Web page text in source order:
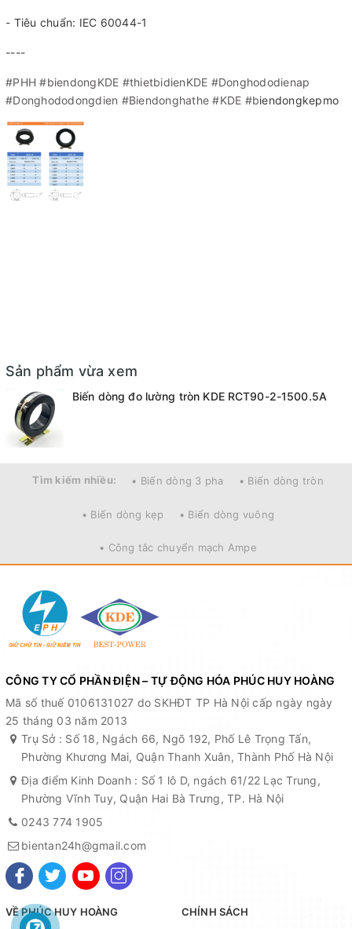
- Tiêu chuẩn: IEC 60044-1
----
#PHH #biendongKDE #thietbidienKDE #Donghododienap
#Donghododongdien #Biendonghathe #KDE #biendongkepmo
Sản phẩm vừa xem
Biến dòng đo lường tròn KDE RCT90-2-1500.5A
Tìm kiếm nhiều: • Biến dòng 3 pha • Biến dòng tròn
• Biến dòng kẹp • Biến dòng vuông
• Công tắc chuyển mạch Ampe
CÔNG TY CỔ PHẦN ĐIỆN – TỰ ĐỘNG HÓA PHÚC HUY HOÀNG
Mã số thuế 0106131027 do SKHĐT TP Hà Nội cấp ngày ngày
25 tháng 03 năm 2013
Trụ Sở : Số 18, Ngách 66, Ngõ 192, Phố Lê Trọng Tấn,
Phường Khương Mai, Quận Thanh Xuân, Thành Phố Hà Nội
Địa điểm Kinh Doanh : Số 1 lô D, ngách 61/22 Lạc Trung,
Phường Vĩnh Tuy, Quận Hai Bà Trưng, TP. Hà Nội
0243 774 1905
bientan24h@gmail.com
VỀ PHÚC HUY HOÀNG CHÍNH SÁCH